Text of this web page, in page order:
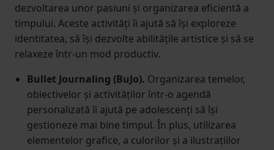
dezvoltarea unor pasiuni și organizarea eficientă a
timpului. Aceste activități îi ajută să își exploreze
identitatea, să își dezvolte abilitățile artistice și să se
relaxeze într-un mod productiv.
Bullet Journaling (BuJo). Organizarea temelor,
obiectivelor și activităților într-o agendă
personalizată îi ajută pe adolescenți să își
gestioneze mai bine timpul. În plus, utilizarea
elementelor grafice, a culorilor și a ilustrațiilor